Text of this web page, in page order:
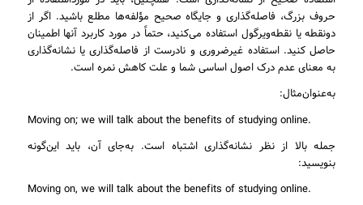
حروف بزرگ، فاصله‌گذاری و جایگاه صحیح مؤلفه‌ها مطلع باشید. اگر از
دونقطه یا نقطه‌ویرگول استفاده می‌کنید، حتماً در مورد کاربرد آنها اطمینان
حاصل کنید. استفاده غیرضروری و نادرست از فاصله‌گذاری یا نشانه‌گذاری
به معنای عدم درک اصول اساسی شما و علت کاهش نمره است.
به‌عنوان‌مثال:
Moving on; we will talk about the benefits of studying online.
جمله بالا از نظر نشانه‌گذاری اشتباه است. به‌جای آن، باید این‌گونه
بنویسید:
Moving on, we will talk about the benefits of studying online.